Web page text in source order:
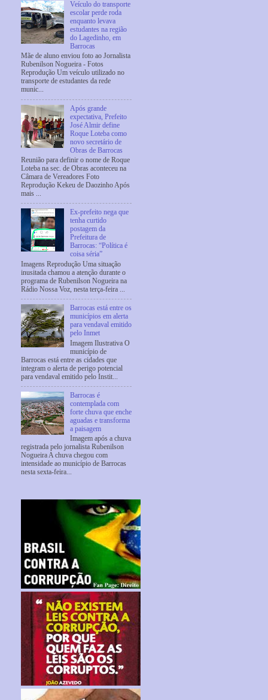
Veículo do transporte
escolar perde roda
enquanto levava
estudantes na região
do Lagedinho, em
Barrocas
Mãe de aluno enviou foto ao Jornalista
Rubenilson Nogueira - Fotos
Reprodução Um veículo utilizado no
transporte de estudantes da rede
munic...
Após grande
expectativa, Prefeito
José Almir define
Roque Loteba como
novo secretário de
Obras de Barrocas
Reunião para definir o nome de Roque
Loteba na sec. de Obras aconteceu na
Câmara de Vereadores Foto
Reprodução Kekeu de Daozinho Após
mais ...
Ex-prefeito nega que
tenha curtido
postagem da
Prefeitura de
Barrocas: “Política é
coisa séria”
Imagens Reprodução Uma situação
inusitada chamou a atenção durante o
programa de Rubenilson Nogueira na
Rádio Nossa Voz, nesta terça-feira ...
Barrocas está entre os
municípios em alerta
para vendaval emitido
pelo Inmet
Imagem Ilustrativa O
município de
Barrocas está entre as cidades que
integram o alerta de perigo potencial
para vendaval emitido pelo Instit...
Barrocas é
contemplada com
forte chuva que enche
aguadas e transforma
a paisagem
Imagem após a chuva
registrada pelo jornalista Rubenilson
Nogueira A chuva chegou com
intensidade ao município de Barrocas
nesta sexta-feira...